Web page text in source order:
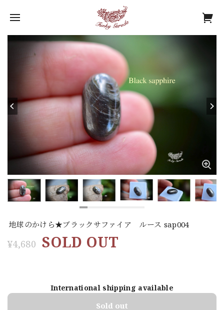
地球のかけら★ブラックサファイア ルース sap004
¥4,680 SOLD OUT
International shipping available
Sold out